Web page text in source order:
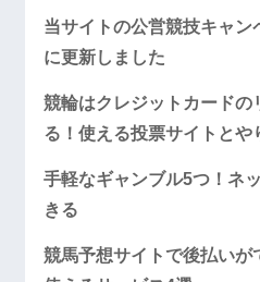
当サイトの公営競技キャン
に更新しました
競輪はクレジットカードの
る！使える投票サイトとや
手軽なギャンブル5つ！ネ
きる
競馬予想サイトで後払いが